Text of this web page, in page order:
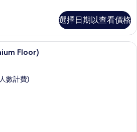
選擇日期以查看價格
客房內保險箱、遮光布/窗簾、熨斗/
Floor)
數計費)